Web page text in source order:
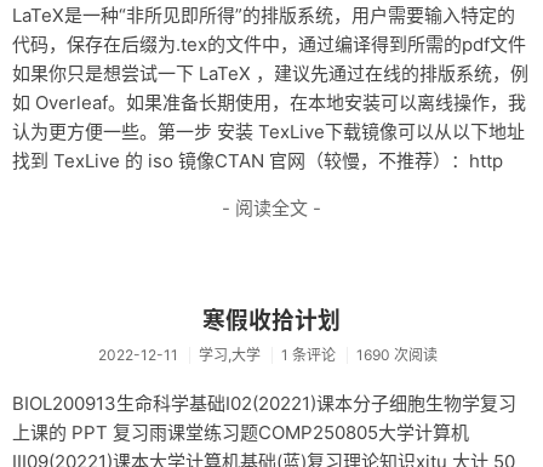
LaTeX是一种“非所见即所得”的排版系统，用户需要输入特定的
代码，保存在后缀为.tex的文件中，通过编译得到所需的pdf文件
如果你只是想尝试一下 LaTeX ，建议先通过在线的排版系统，例
如 Overleaf。如果准备长期使用，在本地安装可以离线操作，我
认为更方便一些。第一步 安装 TexLive下载镜像可以从以下地址
找到 TexLive 的 iso 镜像CTAN 官网（较慢，不推荐）：http
- 阅读全文 -
寒假收拾计划
2022-12-11 学习,大学 1 条评论 1690 次阅读
BIOL200913生命科学基础I02(20221)课本分子细胞生物学复习
上课的 PPT 复习雨课堂练习题COMP250805大学计算机
III09(20221)课本大学计算机基础(蓝)复习理论知识xjtu 大计 50